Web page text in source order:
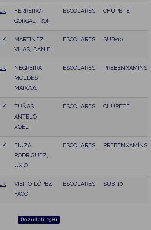
FERREIRO
GORGAL, ROI
ESCOLARES CHUPETE
MARTINEZ
VILAS, DANIEL
ESCOLARES SUB-10
NEGREIRA
MOLDES,
MARCOS
ESCOLARES PREBENXAMÍNS
TUÑAS
ANTELO,
XOEL
ESCOLARES CHUPETE
FIUZA
RODRÍGUEZ,
UXÍO
ESCOLARES PREBENXAMÍNS
VIEITO LÓPEZ,
YAGO
ESCOLARES SUB-10
Rezultati: 1586